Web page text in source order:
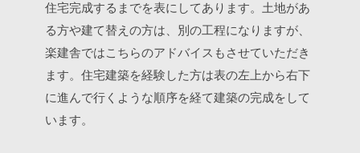
住宅完成するまでを表にしてあります。土地があ
る方や建て替えの方は、別の工程になりますが、
楽建舎ではこちらのアドバイスもさせていただき
ます。住宅建築を経験した方は表の左上から右下
に進んで行くような順序を経て建築の完成をして
います。